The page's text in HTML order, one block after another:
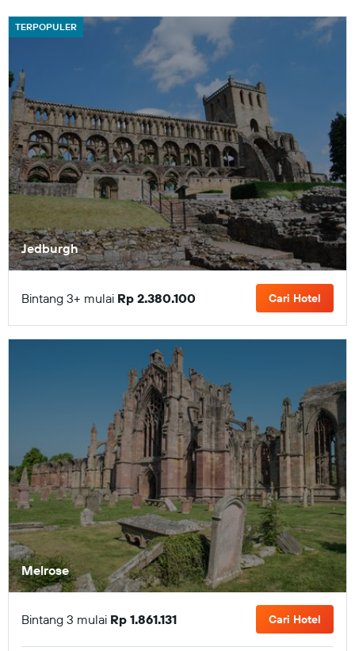
TERPOPULER
Jedburgh
Bintang 3+ mulai Rp 2.380.100 Cari Hotel
Melrose
Bintang 3 mulai Rp 1.861.131 Cari Hotel